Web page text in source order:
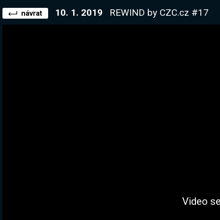
návrat 10. 1. 2019 REWIND by CZC.cz #17
Video